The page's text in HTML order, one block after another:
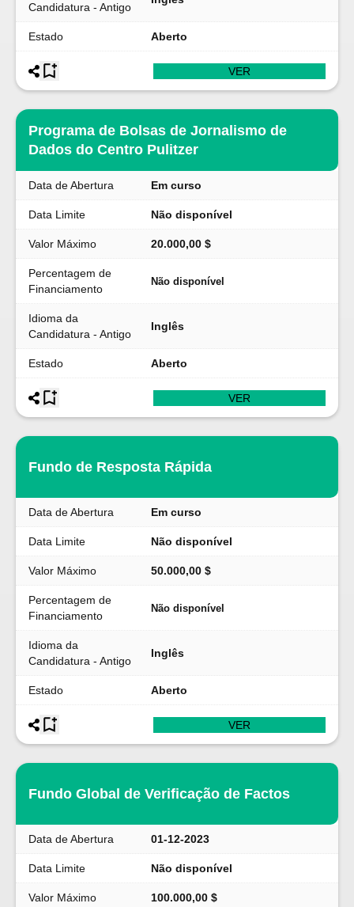
Candidatura - Antigo
Estado Aberto
VER
Programa de Bolsas de Jornalismo de
Dados do Centro Pulitzer
Data de Abertura Em curso
Data Limite Não disponível
Valor Máximo 20.000,00 $
Percentagem de
Financiamento
Não disponível
Idioma da
Candidatura - Antigo
Inglês
Estado Aberto
VER
Fundo de Resposta Rápida
Data de Abertura Em curso
Data Limite Não disponível
Valor Máximo 50.000,00 $
Percentagem de
Financiamento
Não disponível
Idioma da
Candidatura - Antigo
Inglês
Estado Aberto
VER
Fundo Global de Verificação de Factos
Data de Abertura 01-12-2023
Data Limite Não disponível
Valor Máximo 100.000,00 $